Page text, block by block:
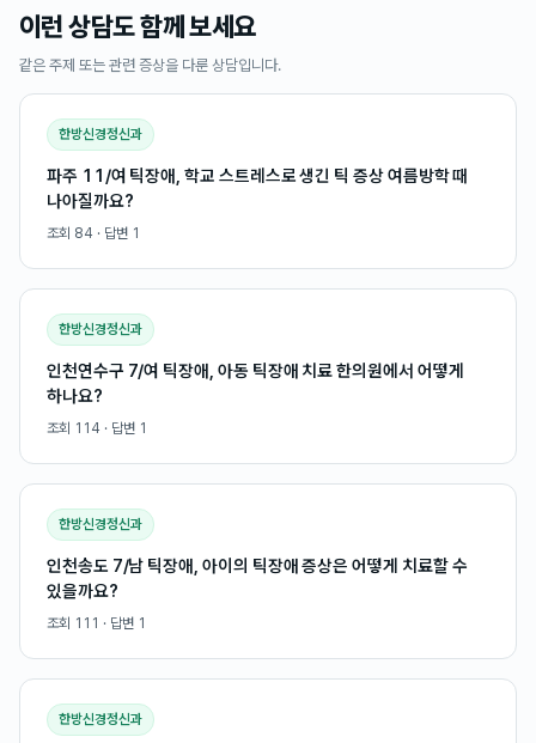
이런 상담도 함께 보세요
같은 주제 또는 관련 증상을 다룬 상담입니다.
한방신경정신과
파주 11/여 틱장애, 학교 스트레스로 생긴 틱 증상 여름방학 때
나아질까요?
조회 84 · 답변 1
한방신경정신과
인천연수구 7/여 틱장애, 아동 틱장애 치료 한의원에서 어떻게
하나요?
조회 114 · 답변 1
한방신경정신과
인천송도 7/남 틱장애, 아이의 틱장애 증상은 어떻게 치료할 수
있을까요?
조회 111 · 답변 1
한방신경정신과